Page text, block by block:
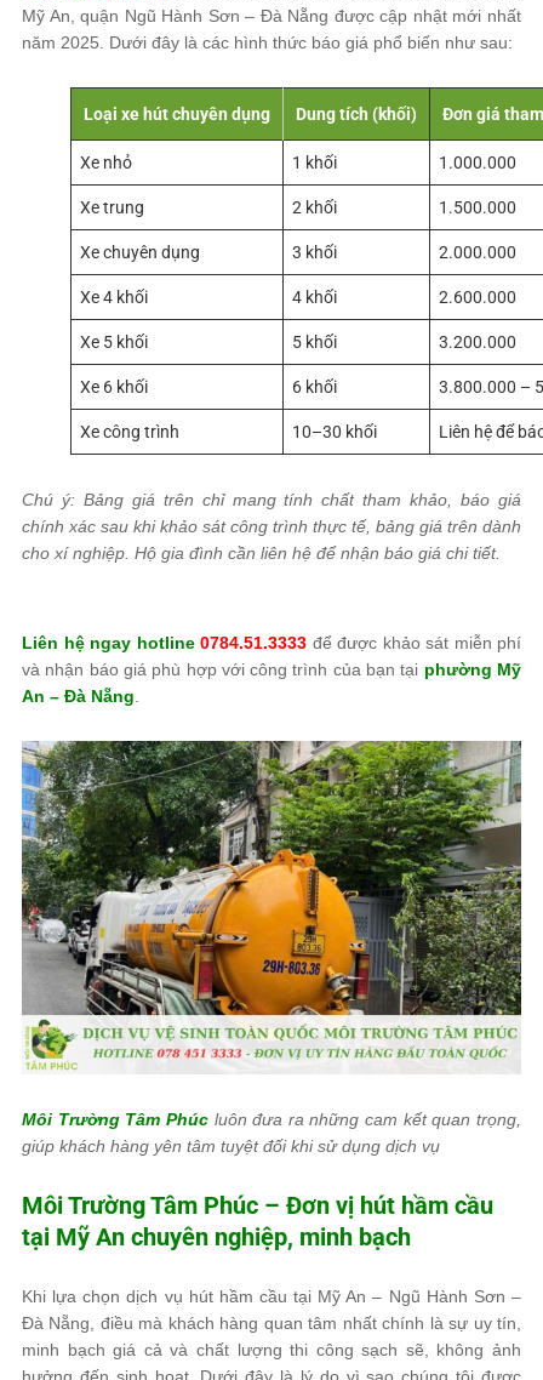
Mỹ An, quận Ngũ Hành Sơn – Đà Nẵng được cập nhật mới nhất
năm 2025. Dưới đây là các hình thức báo giá phổ biến như sau:
Loại xe hút chuyên dụng Dung tích (khối) Đơn giá
Xe nhỏ 1 khối 1.000.000
Xe trung 2 khối 1.500.000
Xe chuyên dụng 3 khối 2.000.000
Xe 4 khối 4 khối 2.600.000
Xe 5 khối 5 khối 3.200.000
Xe 6 khối 6 khối 3.800.000 –
Xe công trình 10–30 khối Liên hệ để
Chú ý: Bảng giá trên chỉ mang tính chất tham khảo, báo giá
chính xác sau khi khảo sát công trình thực tế, bảng giá trên dành
cho xí nghiệp. Hộ gia đình cần liên hệ để nhận báo giá chi tiết.
Liên hệ ngay hotline 0784.51.3333 để được khảo sát miễn phí
và nhận báo giá phù hợp với công trình của bạn tại phường Mỹ
An – Đà Nẵng
Môi Trường Tâm Phúcluôn đưa ra những cam kết quan trọng,
giúp khách hàng yên tâm tuyệt đối khi sử dụng dịch vụ
Môi Trường Tâm Phúc – Đơn vị hút hầm cầu
tại Mỹ An chuyên nghiệp, minh bạch
Khi lựa chọn dịch vụ hút hầm cầu tại Mỹ An – Ngũ Hành Sơn –
Đà Nẵng, điều mà khách hàng quan tâm nhất chính là sự uy tín,
minh bạch giá cả và chất lượng thi công sạch sẽ, không ảnh